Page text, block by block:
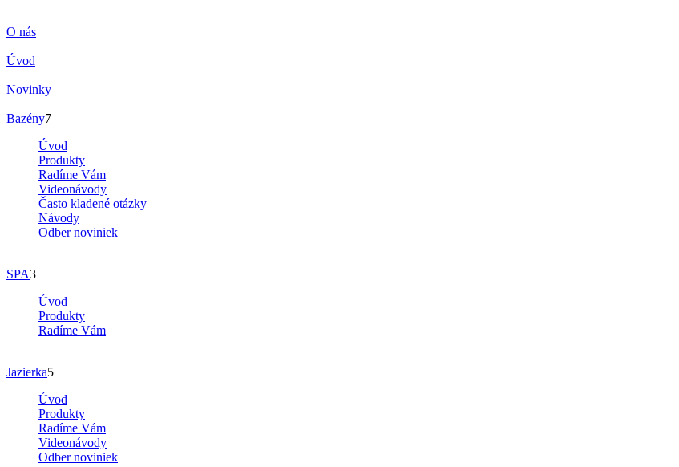
O nás
Úvod
Novinky
Bazény7
Úvod
Produkty
Radíme Vám
Videonávody
Často kladené otázky
Návody
Odber noviniek
SPA3
Úvod
Produkty
Radíme Vám
Jazierka5
Úvod
Produkty
Radíme Vám
Videonávody
Odber noviniek